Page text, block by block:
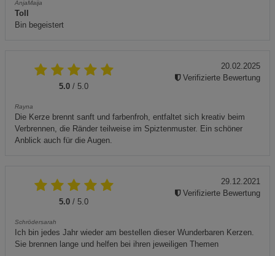
AnjaMaija
Toll
Bin begeistert
5.0 / 5.0
Rayna
Die Kerze brennt sanft und farbenfroh, entfaltet sich kreativ beim
Verbrennen, die Ränder teilweise im Spiztenmuster. Ein schöner
Anblick auch für die Augen.
20.02.2025
Verifizierte Bewertung
5.0 / 5.0
Schrödersarah
Ich bin jedes Jahr wieder am bestellen dieser Wunderbaren Kerzen.
Sie brennen lange und helfen bei ihren jeweiligen Themen
29.12.2021
Verifizierte Bewertung